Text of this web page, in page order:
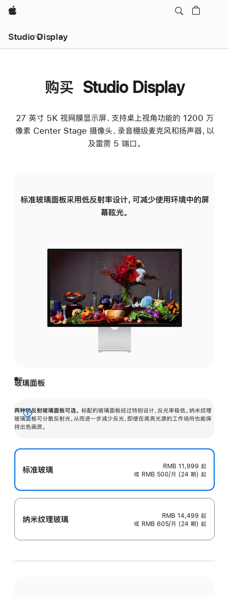
Apple
Studio Display
购买 Studio Display
27 英寸 5K 视网膜显示屏、支持桌上视角功能的 1200 万
像素 Center Stage 摄像头、录音棚级麦克风和扬声器，以
及雷雳 5 端口。
标准玻璃面板采用低反射率设计，可减少使用环境中的屏
幕眩光。
玻璃面板
两种抗反射玻璃面板可选。 标配的玻璃面板经过特别设计，反光率极低。纳米纹理
玻璃面板可分散反射光，从而进一步减少反光，即使在高亮光源的工作场所也能保
持出色画质。
展
开
标准玻璃 RMB 11,999 起
或 RMB 500/月 (24 期) 起
纳米纹理玻璃 RMB 14,499 起
或 RMB 605/月 (24 期) 起